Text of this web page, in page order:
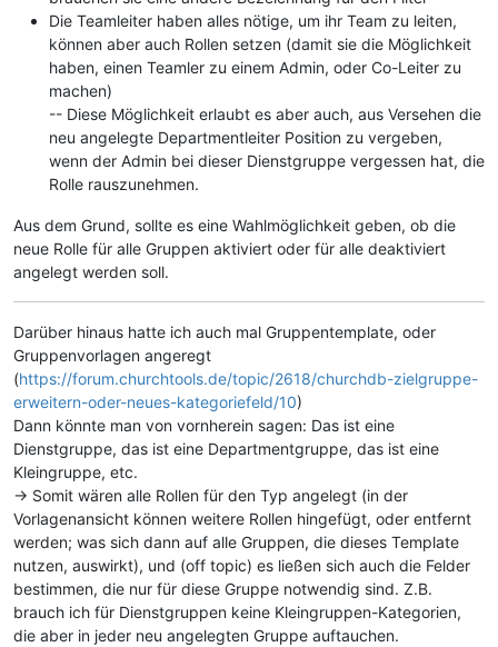
Die Teamleiter haben alles nötige, um ihr Team zu leiten,
können aber auch Rollen setzen (damit sie die Möglichkeit
haben, einen Teamler zu einem Admin, oder Co-Leiter zu
machen)
-- Diese Möglichkeit erlaubt es aber auch, aus Versehen die
neu angelegte Departmentleiter Position zu vergeben,
wenn der Admin bei dieser Dienstgruppe vergessen hat, die
Rolle rauszunehmen.
Aus dem Grund, sollte es eine Wahlmöglichkeit geben, ob die
neue Rolle für alle Gruppen aktiviert oder für alle deaktiviert
angelegt werden soll.
Darüber hinaus hatte ich auch mal Gruppentemplate, oder
Gruppenvorlagen angeregt
(https://forum.churchtools.de/topic/2618/churchdb-zielgruppe-
erweitern-oder-neues-kategoriefeld/10)
Dann könnte man von vornherein sagen: Das ist eine
Dienstgruppe, das ist eine Departmentgruppe, das ist eine
Kleingruppe, etc.
-> Somit wären alle Rollen für den Typ angelegt (in der
Vorlagenansicht können weitere Rollen hingefügt, oder entfernt
werden; was sich dann auf alle Gruppen, die dieses Template
nutzen, auswirkt), und (off topic) es ließen sich auch die Felder
bestimmen, die nur für diese Gruppe notwendig sind. Z.B.
brauch ich für Dienstgruppen keine Kleingruppen-Kategorien,
die aber in jeder neu angelegten Gruppe auftauchen.